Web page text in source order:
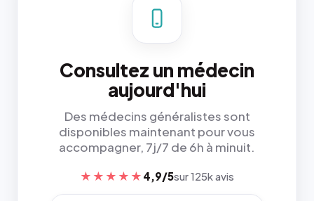
Consultez un médecin
aujourd'hui
Des médecins généralistes sont
disponibles maintenant pour vous
accompagner, 7j/7 de 6h à minuit.
★★★★★ 4,9/5sur 125k avis